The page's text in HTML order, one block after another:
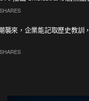
襲來，企業能記取歷史教訓